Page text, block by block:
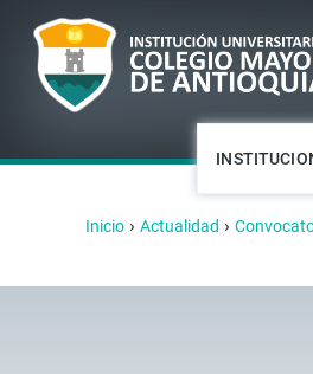
Inicio › Actualidad ›